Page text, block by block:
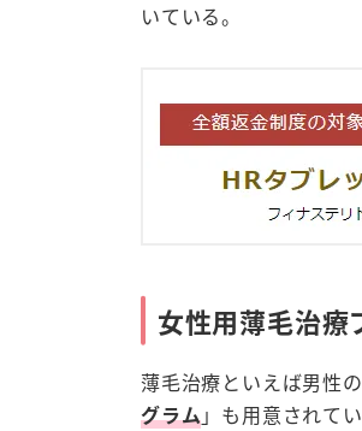
いている。
女性用薄毛治療
薄毛治療といえば男性
グラム」も用意されて